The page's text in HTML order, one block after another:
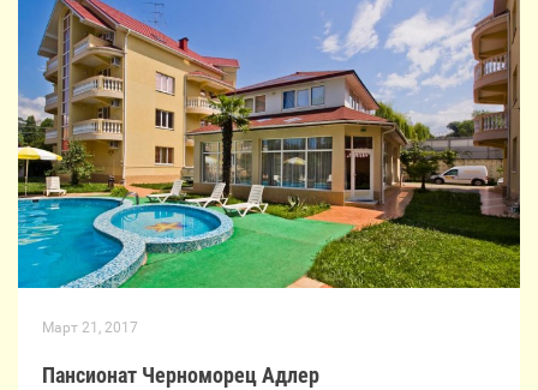
Март 21, 2017
Пансионат Черноморец Адлер